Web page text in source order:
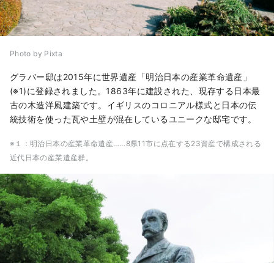
Photo by Pixta
グラバー邸は2015年に世界遺産「明治日本の産業革命遺産 」
(※1)に登録されました。1863年に建設された、現存する日本最
古の木造洋風建築です。イギリスのコロニアル様式と日本の伝
統技術を使った瓦や土壁が混在しているユニークな邸宅です。
※１：明治日本の産業革命遺産……8県11市に点在する23資産で構成される
近代日本の産業遺産群。